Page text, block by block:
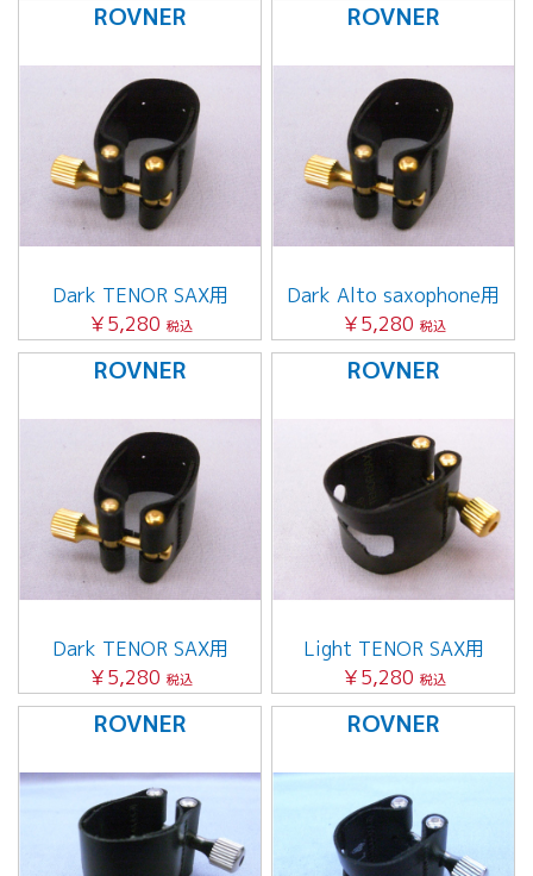
ROVNER
Dark TENOR SAX用
￥5,280 税込
ROVNER
Dark Alto saxophone用
￥5,280 税込
ROVNER
Dark TENOR SAX用
￥5,280 税込
ROVNER
Light TENOR SAX用
￥5,280 税込
ROVNER ROVNER